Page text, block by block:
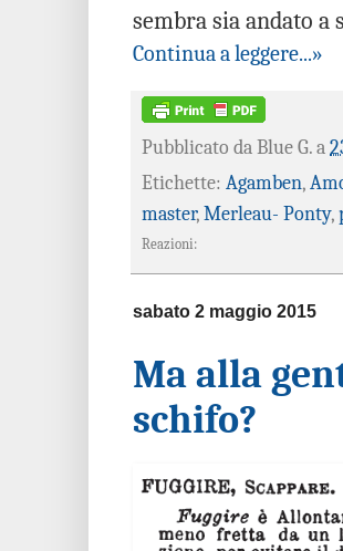
sembra sia andato
Continua a leggere...»
Pubblicato da Blue G. a
Etichette: Agamben,
master, Merleau- Ponty,
Reazioni:
sabato 2 maggio 2015
Ma alla
schifo?